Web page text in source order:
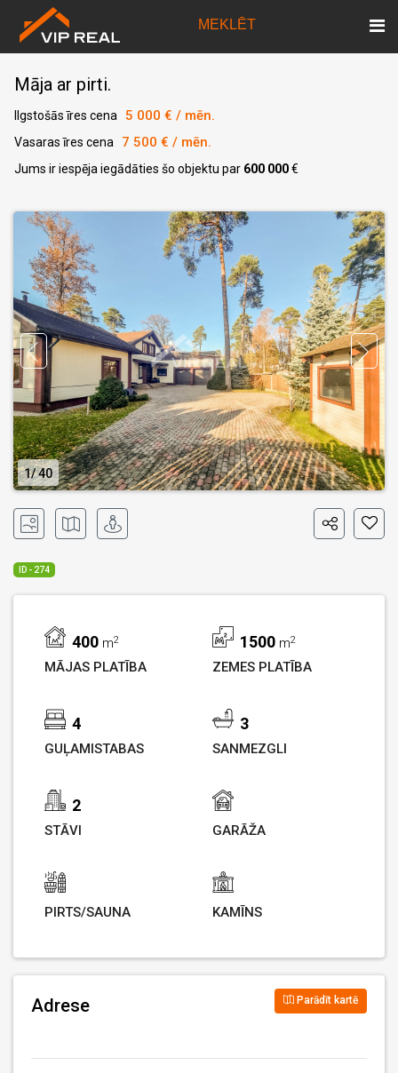
MEKLĒT
Māja ar pirti.
Ilgstošās īres cena 5 000 € / mēn.
Vasaras īres cena 7 500 € / mēn.
Jums ir iespēja iegādāties šo objektu par 600 000€
1 40
ID - 274
400 m2
MĀJAS PLATĪBA
1500 m2
ZEMES PLATĪBA
4
GUĻAMISTABAS
3
SANMEZGLI
2
STĀVI GARĀŽA
PIRTS/SAUNA KAMĪNS
Adrese Parādīt kartē